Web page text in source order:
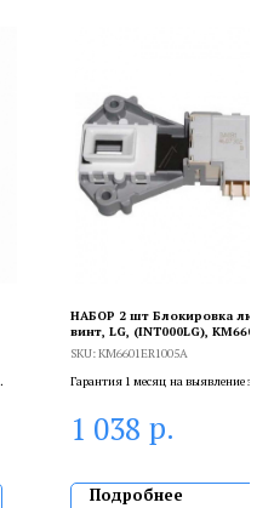
НАБОР 2 шт Блокировка
винт, LG, (INT000LG),
SKU:KM6601ER1005A
Гарантия 1 месяц на выявление
сертифицированный специалист.
1 038 р.
Подробнее